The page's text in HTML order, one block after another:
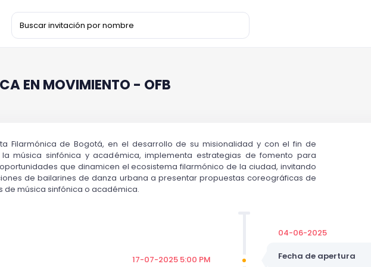
EN MOVIMIENTO - OFB
Filarmónica de Bogotá, en el desarrollo de su misionalidad y con el fin de
música sinfónica y académica, implementa estrategias de fomento para
que dinamicen el ecosistema filarmónico de la ciudad, invitando
de bailarines de danza urbana a presentar propuestas coreográficas de
de música sinfónica o académica.
04-06-2025
Fecha de apertura
17-07-2025 5:00 PM